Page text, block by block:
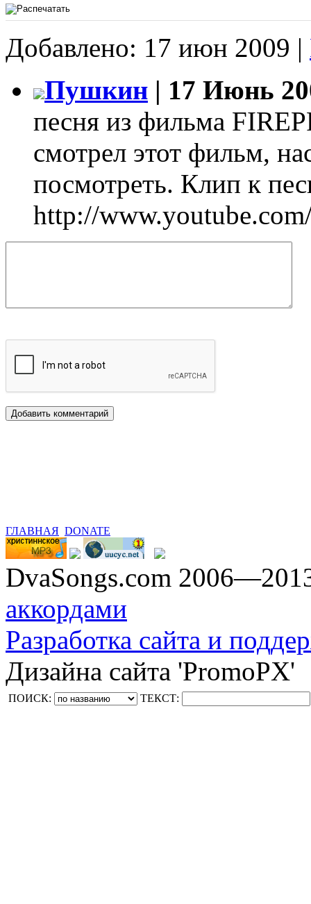
Добавлено: 17 июн 2009 |
Пушкин | 17 Июнь
песня из фильма
смотрел этот фильм,
посмотреть. Клип к
http://
ГЛАВНАЯ DONATE
DvaSongs.com
аккордами
Разработка сайта и
Дизайна сайта 'PromoPX'
ПОИСК: ТЕКСТ: